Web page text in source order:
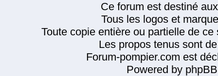
Ce forum est destiné
Tous les logos et
Toute copie entière ou partielle de
Les propos tenus sont
Forum-pompier.com est
Powered by